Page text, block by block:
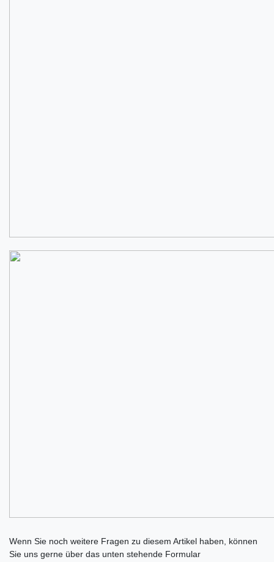
Wenn Sie noch weitere Fragen zu diesem Artikel haben, können
Sie uns gerne über das unten stehende Formular